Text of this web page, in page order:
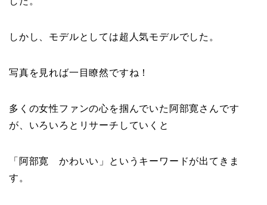
しかし、モデルとしては超人気モデルでした。
写真を見れば一目瞭然ですね！
多くの女性ファンの心を掴んでいた阿部寛さんです
が、いろいろとリサーチしていくと
「阿部寛 かわいい」というキーワードが出てきま
す。